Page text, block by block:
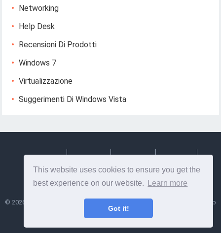
This website uses cookies to ensure you get the
best experience on our website.
Learn more
Got it!
Networking
Help Desk
Recensioni Di Prodotti
Windows 7
Virtualizzazione
Suggerimenti Di Windows Vista
© 2026 Lesptitesaffairesdemayl
- Suggerimenti e informazioni utili su web